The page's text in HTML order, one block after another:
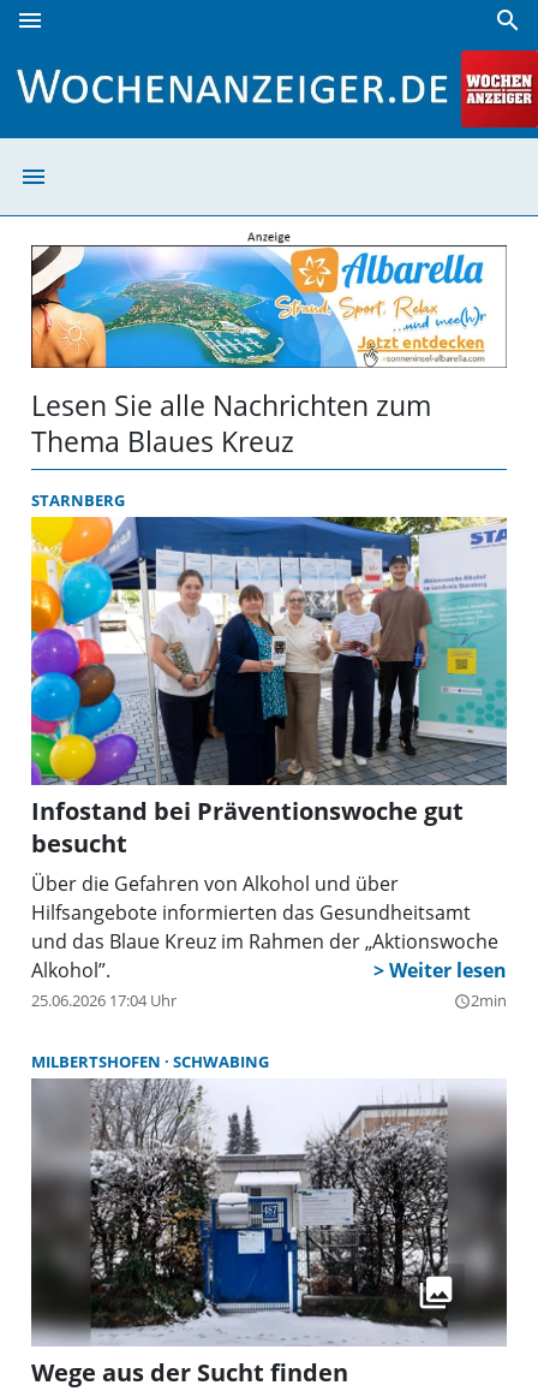
menu search
menu
Lesen Sie alle Nachrichten zum
Thema Blaues Kreuz
STARNBERG
Infostand bei Präventionswoche gut
besucht
Über die Gefahren von Alkohol und über
Hilfsangebote informierten das Gesundheitsamt
und das Blaue Kreuz im Rahmen der „Aktionswoche
Alkohol”.
25.06.2026 17:04 Uhr query_builder2min
MILBERTSHOFEN SCHWABING
Wege aus der Sucht finden